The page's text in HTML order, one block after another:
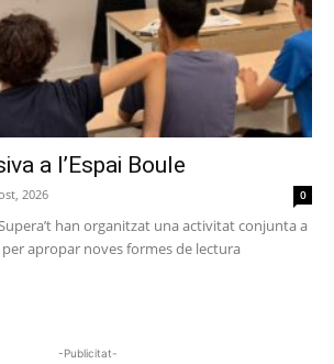
a l’Espai Boule
2026 0
Supera’t han organitzat una activitat conjunta a
per apropar noves formes de lectura
-Publicitat-